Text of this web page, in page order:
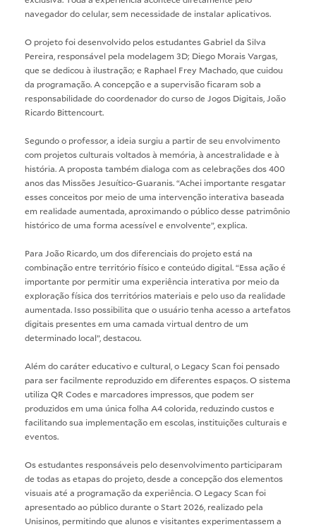
navegador do celular, sem necessidade de instalar aplicativos.
O projeto foi desenvolvido pelos estudantes Gabriel da Silva
Pereira, responsável pela modelagem 3D; Diego Morais Vargas,
que se dedicou à ilustração; e Raphael Frey Machado, que cuidou
da programação. A concepção e a supervisão ficaram sob a
responsabilidade do coordenador do curso de Jogos Digitais, João
Ricardo Bittencourt.
Segundo o professor, a ideia surgiu a partir de seu envolvimento
com projetos culturais voltados à memória, à ancestralidade e à
história. A proposta também dialoga com as celebrações dos 400
anos das Missões Jesuítico-Guaranis. “Achei importante resgatar
esses conceitos por meio de uma intervenção interativa baseada
em realidade aumentada, aproximando o público desse patrimônio
histórico de uma forma acessível e envolvente”, explica.
Para João Ricardo, um dos diferenciais do projeto está na
combinação entre território físico e conteúdo digital. “Essa ação é
importante por permitir uma experiência interativa por meio da
exploração física dos territórios materiais e pelo uso da realidade
aumentada. Isso possibilita que o usuário tenha acesso a artefatos
digitais presentes em uma camada virtual dentro de um
determinado local”, destacou.
Além do caráter educativo e cultural, o Legacy Scan foi pensado
para ser facilmente reproduzido em diferentes espaços. O sistema
utiliza QR Codes e marcadores impressos, que podem ser
produzidos em uma única folha A4 colorida, reduzindo custos e
facilitando sua implementação em escolas, instituições culturais e
eventos.
Os estudantes responsáveis pelo desenvolvimento participaram
de todas as etapas do projeto, desde a concepção dos elementos
visuais até a programação da experiência. O Legacy Scan foi
apresentado ao público durante o Start 2026, realizado pela
Unisinos, permitindo que alunos e visitantes experimentassem a